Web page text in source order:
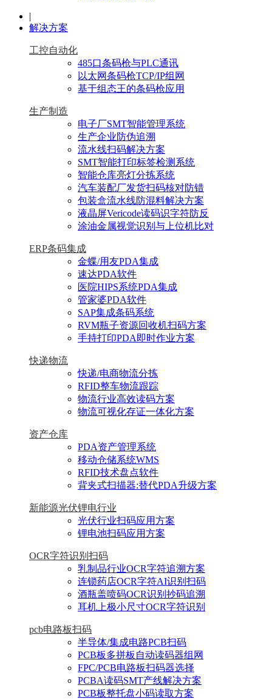
|
解决方案
工控自动化
485口条码枪与PLC通讯
以太网条码枪TCP/IP组网
基于组态王的条码枪应用
生产制造
电子厂SMT智能管理系统
生产企业防伪追溯
流水线扫码解决方案
SMT智能打印标签检测系统
智能仓库亮灯分拣系统
汽车装配厂发货扫码核对防错
包装盒流水线防混料解决方案
液晶屏Vericode读码识字符防反
涂油金属视觉识别与上位机比对
ERP条码集成
金蝶/用友PDA集成
速达PDA软件
医院HIPS系统PDA集成
管家婆PDA软件
SAP集成条码系统
RVM瓶子资源回收机扫码方案
手持打印PDA即时作业方案
快递物流
快递/电商物流分拣
RFID整车物流跟踪
物流行业高效读码方案
物流可视化存证一体化方案
资产仓库
PDA资产管理系统
移动仓储系统WMS
RFID技术盘点软件
背夹式扫描器:替代PDA升级方案
新能源光伏锂电行业
光伏行业扫码应用方案
锂电池扫码应用方案
OCR字符识别扫码
乳制品行业OCR字符追溯方案
连锁药店OCR字符AI识别扫码
酒瓶盖喷码OCR识别抄码追溯
耳机上极小尺寸OCR字符识别
pcb电路板扫码
半导体/集成电路PCB扫码
PCB板多拼板自动读码器组网
FPC/PCB电路板扫码器选择
PCBA读码SMT产线解决方案
PCB板整托盘小码读取方案